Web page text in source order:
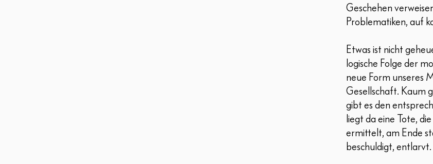
Geschehen
Problematiken, auf
Etwas ist nicht
logische Folge der
neue Form unseres
Gesellschaft. Kaum
gibt es den
liegt da eine Tote,
ermittelt, am Ende
beschuldigt, entlarvt.